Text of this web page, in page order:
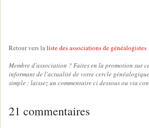
Retour vers laliste des associations de généalogistes
Membre d'association ? Faites en la promotion sur
informant de l'actualité de votre cercle
simple : laissez un commentaire ci dessous ou via
21 commentaires